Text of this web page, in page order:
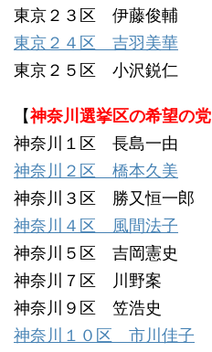
東京２３区 伊藤俊輔
東京２４区 吉羽美華
東京２５区 小沢鋭仁
【神奈川選挙区の希望の党
神奈川１区 長島一由
神奈川２区 橋本久美
神奈川３区 勝又恒一郎
神奈川４区 風間法子
神奈川５区 吉岡憲史
神奈川７区 川野案
神奈川９区 笠浩史
神奈川１０区 市川佳子